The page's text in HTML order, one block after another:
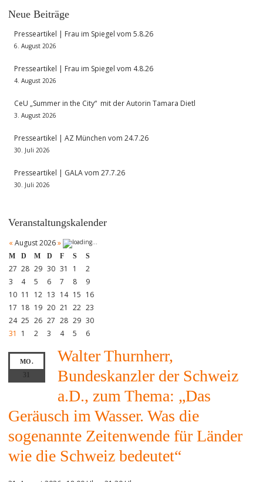
Neue Beiträge
Presseartikel | Frau im Spiegel vom 5.8.26
6. August 2026
Presseartikel | Frau im Spiegel vom 4.8.26
4. August 2026
CeU „Summer in the City“ mit der Autorin Tamara Dietl
3. August 2026
Presseartikel | AZ München vom 24.7.26
30. Juli 2026
Presseartikel | GALA vom 27.7.26
30. Juli 2026
Veranstaltungskalender
« August 2026»
M D M D F S S
27 28 29 30 31 1
2
3
4 5 6 7 8
9
10 11 12 13 14 15 16
17 18 19 20 21 22 23
24 25 26 27 28 29 30
31
1 2 3 4 5 6
MO.
31
Walter Thurnherr,
Bundeskanzler der Schweiz
a.D., zum Thema: „Das
Geräusch im Wasser. Was die
sogenannte Zeitenwende für Länder
wie die Schweiz bedeutet“